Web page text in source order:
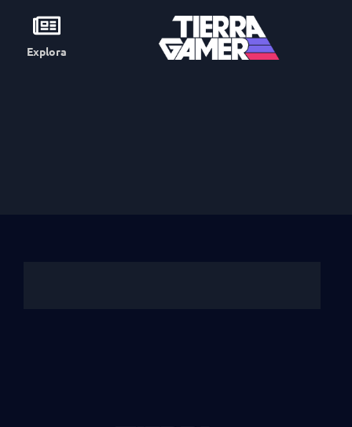
Explora